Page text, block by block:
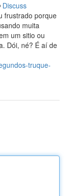
Discuss
frustrado porque
muita
um sitio ou
Dói, né? É aí de
truque-